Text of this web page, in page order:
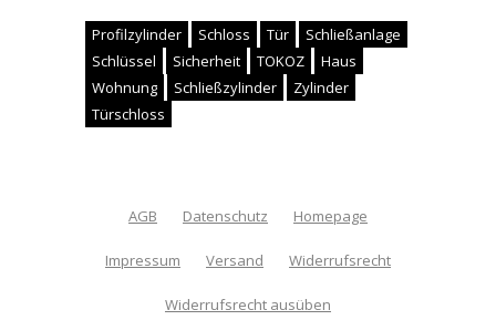
Profilzylinder Schloss Tür
Schließanlage
Schlüssel
Sicherheit TOKOZ
Haus
Wohnung
Schließzylinder
Zylinder
Türschloss
AGB Datenschutz Homepage
Impressum Versand Widerrufsrecht
Widerrufsrecht ausüben